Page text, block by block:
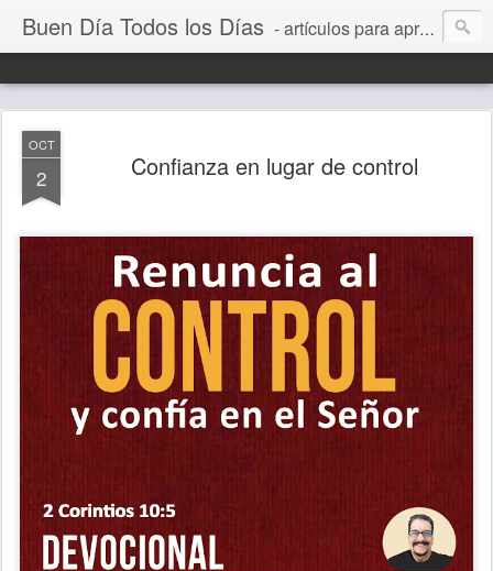
Buen Día Todos los Días - artículos para aprender a vivir mejor, un día a la vez. Por Juan C Quintero
OCT
2 Confianza en lugar de control